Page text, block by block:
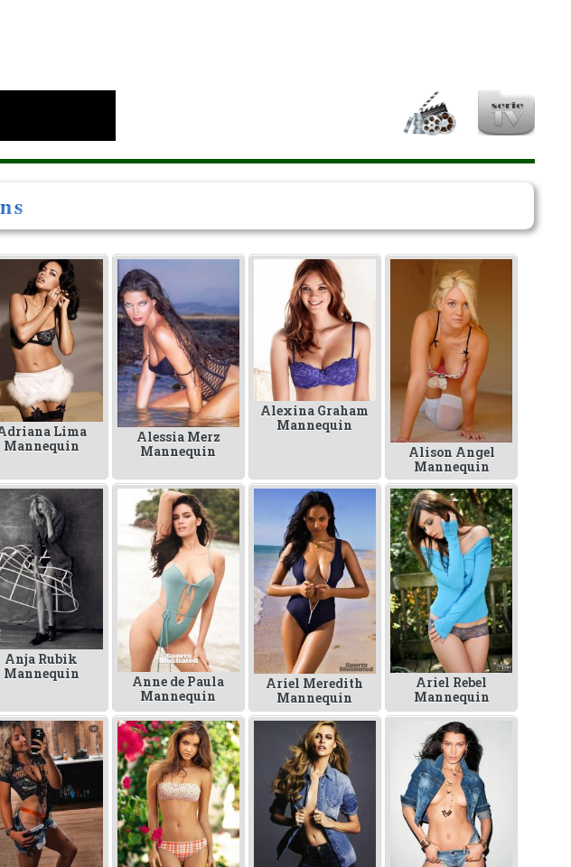
Lima
Mannequin
Alessia Merz
Mannequin
Alexina Graham
Mannequin
Alison Angel
Mannequin
Anja Rubik
Mannequin
Anne de Paula
Mannequin
Ariel Meredith
Mannequin
Ariel Rebel
Mannequin